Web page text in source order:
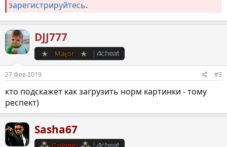
зарегистрируйтесь.
DJJ777
27 Фев 2019 #3
кто подскажет как загрузить норм картинки - тому
респект)
Sasha67